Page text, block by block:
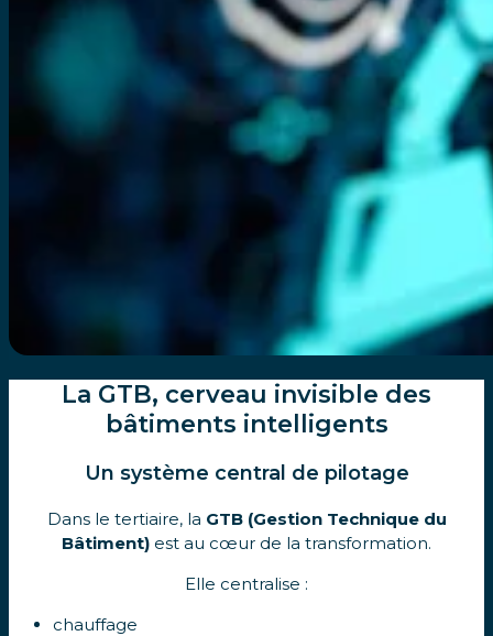
La GTB, cerveau invisible des
bâtiments intelligents
Un système central de pilotage
Dans le tertiaire, la GTB (Gestion Technique du
Bâtiment) est au cœur de la transformation.
Elle centralise :
chauffage